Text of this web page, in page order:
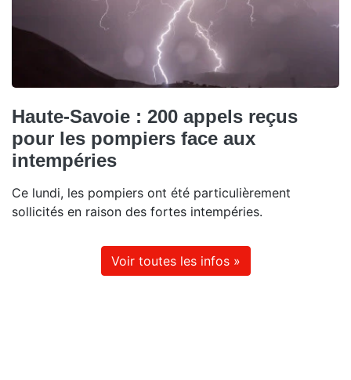
Haute-Savoie : 200 appels reçus
pour les pompiers face aux
intempéries
Ce lundi, les pompiers ont été particulièrement
sollicités en raison des fortes intempéries.
Voir toutes les infos »